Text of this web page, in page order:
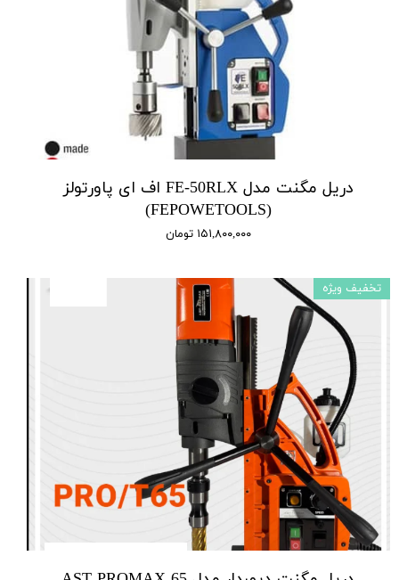
دریل مگنت مدل FE-50RLX اف ای پاورتولز
(FEPOWETOOLS)
۱۵۱,۸۰۰,۰۰۰ تومان
تخفیف ویژه